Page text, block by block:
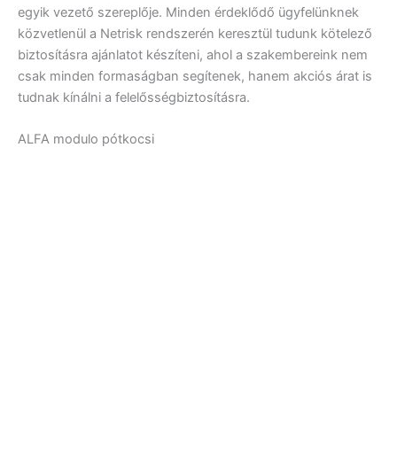
egyik vezető szereplője. Minden érdeklődő ügyfelünknek
közvetlenül a Netrisk rendszerén keresztül tudunk kötelező
biztosításra ajánlatot készíteni, ahol a szakembereink nem
csak minden formaságban segítenek, hanem akciós árat is
tudnak kínálni a felelősségbiztosításra.
ALFA modulo pótkocsi